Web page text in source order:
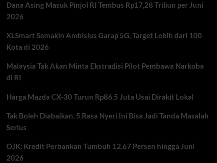
Dana Asing Masuk Pinjol RI Tembus Rp17,28 Triliun per Juni
2026
XLSmart Semakin Ambisius Garap 5G, Target Lebih dari 100
Kota di 2026
Malaysia Tak Akan Minta Ekstradisi Pilot Pembawa Narkoba
di RI
Harga Mazda CX-30 Turun Rp86,5 Juta Usai Dirakit Lokal
Tak Boleh Diabaikan, 5 Rasa Nyeri Ini Bisa Jadi Tanda Masalah
Serius
OJK: Kredit Perbankan Tumbuh 12,67 Persen hingga Juni
2026